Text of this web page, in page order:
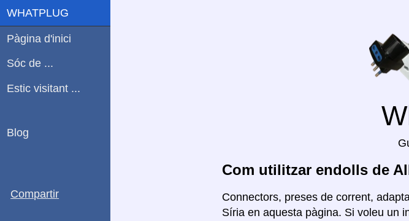
Com utilitzar endolls de
Connectors, preses de corrent,
Síria en aquesta pàgina. Si voleu un
WHATPLUG
Pàgina d'inici
Sóc de ...
Estic visitant ...
Blog
Compartir